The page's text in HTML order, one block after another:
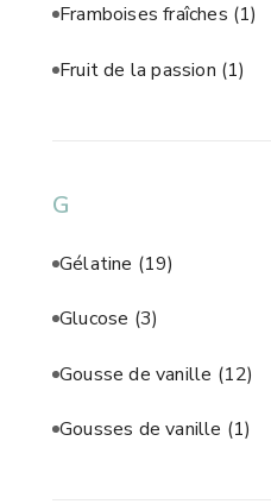
Framboises fraîches (1)
Fruit de la passion (1)
G
Gélatine (19)
Glucose (3)
Gousse de vanille (12)
Gousses de vanille (1)